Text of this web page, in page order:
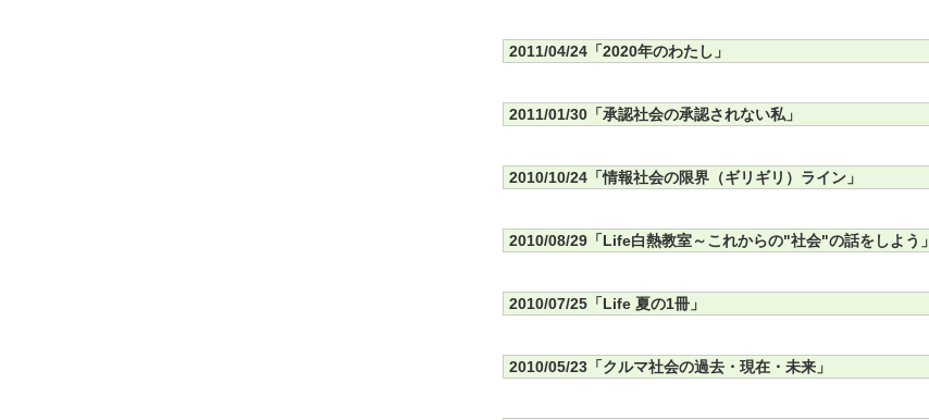
2011/04/24「2020年のわたし」
2011/01/30「承認社会の承認されない私」
2010/10/24「情報社会の限界（ギリギリ）ライン」
2010/08/29「Life白熱教室～これからの"社会"の話をしよう」
2010/07/25「Life 夏の1冊」
2010/05/23「クルマ社会の過去・現在・未来」